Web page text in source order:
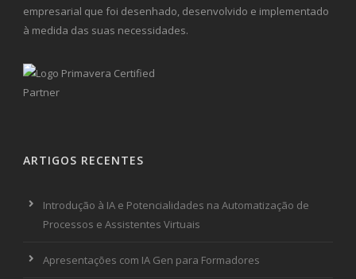
empresarial que foi desenhado, desenvolvido e implementado
à medida das suas necessidades.
ARTIGOS RECENTES
Introdução à IA e Potencialidades na Automatização de
Processos e Assistentes Virtuais
Apresentações com IA Gen para Formadores